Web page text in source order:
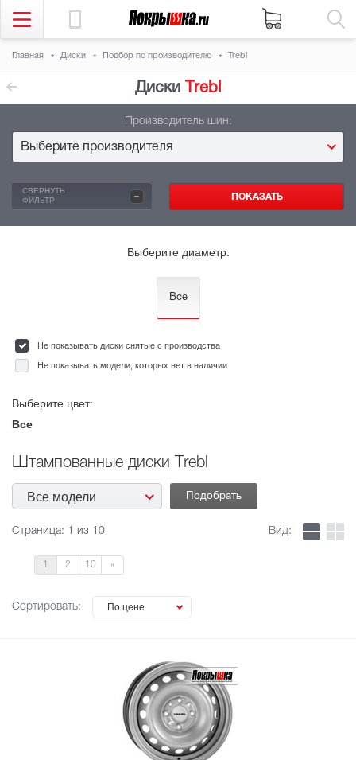
Главная Диски Подбор по производителю Trebl
Диски Тrebl
Производитель шин:
Выберите производителя
СВЕРНУТЬ
ФИЛЬТР
-
Выберите диаметр:
Все
Не показывать диски снятые с производства
Не показывать модели, которых нет в наличии
Выберите цвет:
Все
Штампованные диски Тrebl
Все модели
Страница: 1 из 10
1 2 10 »
Сортировать: По цене
Вид: